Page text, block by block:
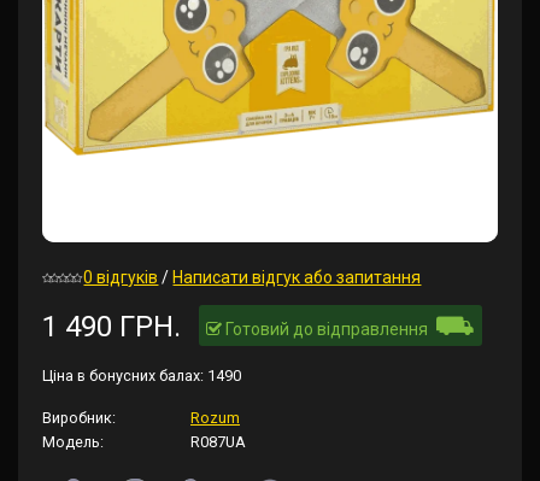
0 відгуків / Написати відгук або запитання
1 490 ГРН. Готовий до відправлення ⛟
Ціна в бонусних балах: 1490
Виробник:
Rozum
Модель:
R087UA